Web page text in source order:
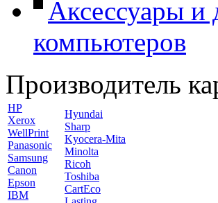
Аксессуары и
компьютеров
Производитель
HP
Xerox
WellPrint
Panasonic
Samsung
Canon
Epson
IBM
Hyundai
Sharp
Kyocera-Mita
Minolta
Ricoh
Toshiba
CartEco